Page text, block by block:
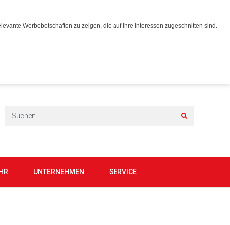
Werbebotschaften zu zeigen, die auf Ihre Interessen zugeschnitten sind.
UNTERNEHMEN SERVICE